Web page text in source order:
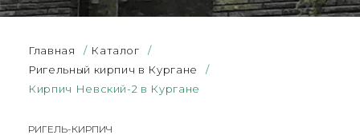
Главная / Каталог
/
Ригельный кирпич в Кургане
/
Кирпич Невский-2 в Кургане
РИГЕЛЬ-КИРПИЧ